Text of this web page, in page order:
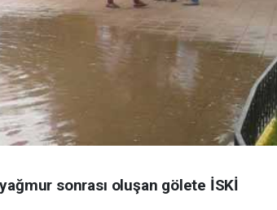
sonrası oluşan gölete İSKİ